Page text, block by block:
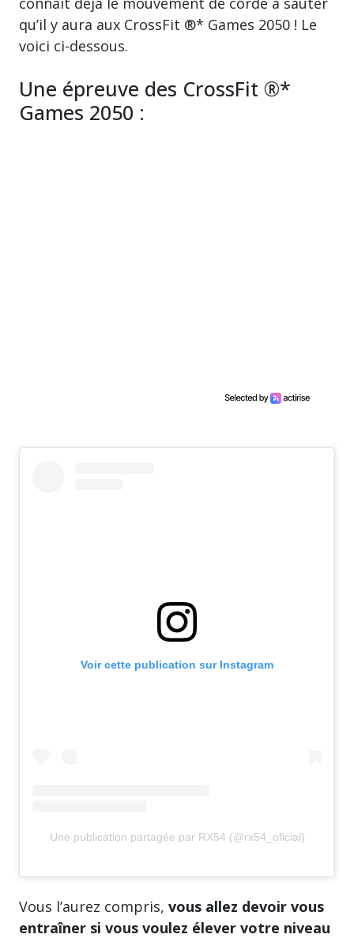
qu’il y aura aux CrossFit ®* Games 2050 ! Le
voici ci-dessous.
Une épreuve des CrossFit ®*
Games 2050 :
Voir cette publication sur Instagram
Une publication partagée par RX54 (@rx54_oficial)
Vous l’aurez compris, vous allez devoir vous
entraîner si vous voulez élever votre niveau